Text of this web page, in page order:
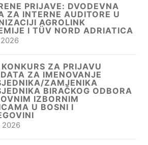
PRIJAVE: DVODEVNA
ZA INTERNE AUDITORE U
AGROLINK
I TÜV NORD ADRIATICA
ZA PRIJAVU
ZA IMENOVANJE
ZAMJENIKA
BIRAČKOG ODBORA
IZBORNIM
U BOSNI I
2026